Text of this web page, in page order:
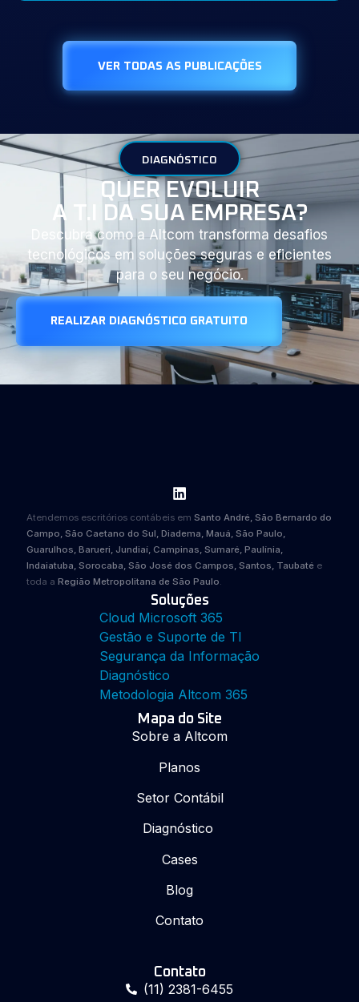
VER TODAS AS PUBLICAÇÕES
DIAGNÓSTICO
QUER EVOLUIR
A T.I DA SUA EMPRESA?
Descubra como a Altcom transforma desafios
tecnológicos em soluções seguras e eficientes
para o seu negócio.
REALIZAR DIAGNÓSTICO GRATUITO
Atendemos escritórios contábeis em Santo André, São Bernardo do
Campo, São Caetano do Sul, Diadema, Mauá, São Paulo,
Guarulhos, Barueri, Jundiaí, Campinas, Sumaré, Paulínia,
Indaiatuba, Sorocaba, São José dos Campos, Santos, Taubaté e
toda a Região Metropolitana de São Paulo.
Soluções
Cloud Microsoft 365
Gestão e Suporte de TI
Segurança da Informação
Diagnóstico
Metodologia Altcom 365
Mapa do Site
Sobre a Altcom
Planos
Setor Contábil
Diagnóstico
Cases
Blog
Contato
Contato
(11) 2381-6455